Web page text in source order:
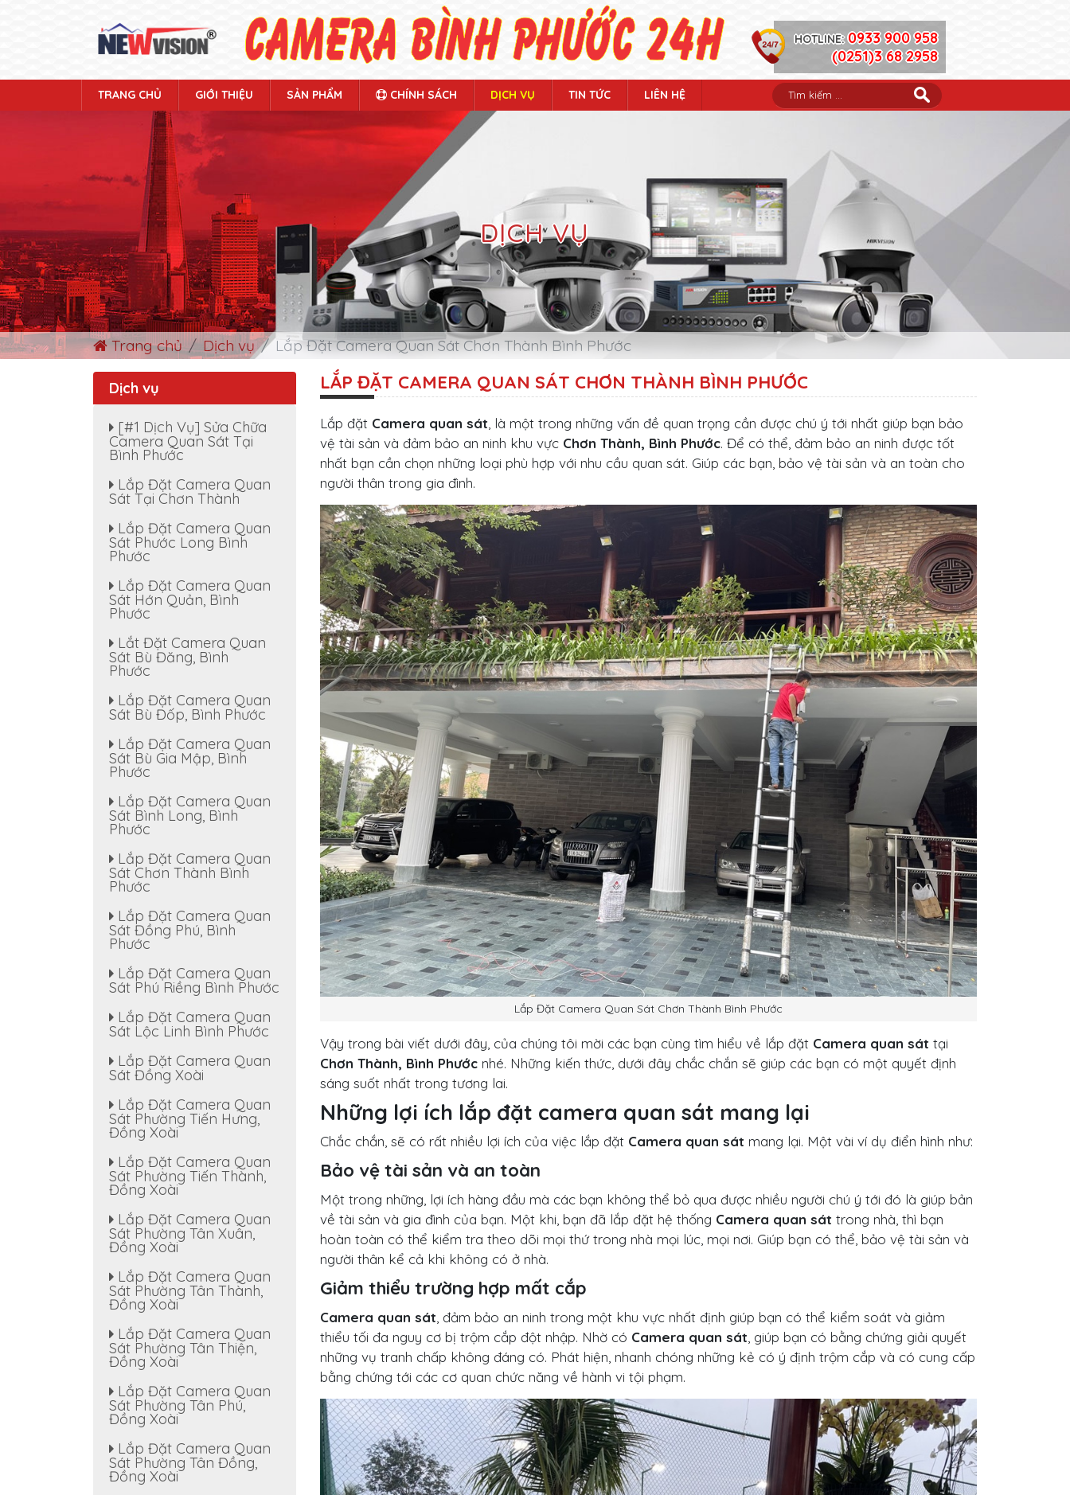
HOTLINE:0933 900 958
(0251)3 68 2958
TRANG CHỦ GIỚI THIỆU SẢN PHẨM CHÍNH SÁCH DỊCH VỤ TIN TỨC LIÊN HỆ
DỊCH VỤ
Trang chủ Dịch vụ Lắp Đặt Camera Quan Sát Chơn Thành Bình Phước
LẮP ĐẶT CAMERA QUAN SÁT CHƠN THÀNH BÌNH PHƯỚC
Lắp đặt Camera quan sát , là một trong những vấn đề quan trọng cần được chú ý tới nhất giúp bạn bảo
vệ tài sản và đảm bảo an ninh khu vực Chơn Thành, Bình Phước. Để có thể, đảm bảo an ninh được tốt
nhất bạn cần chọn những loại phù hợp với nhu cầu quan sát. Giúp các bạn, bảo vệ tài sản và an toàn cho
người thân trong gia đình.
Lắp Đặt Camera Quan Sát Chơn Thành Bình Phước
Vậy trong bài viết dưới đây, của chúng tôi mời các bạn cùng tìm hiểu về lắp đặt Camera quan sát tại
Chơn Thành, Bình Phước nhé. Những kiến thức, dưới đây chắc chắn sẽ giúp các bạn có một quyết định
sáng suốt nhất trong tương lai.
Những lợi ích lắp đặt camera quan sát mang lại
Chắc chắn, sẽ có rất nhiều lợi ích của việc lắp đặt Camera quan sát mang lại. Một vài ví dụ điển hình như:
Bảo vệ tài sản và an toàn
Một trong những, lợi ích hàng đầu mà các bạn không thể bỏ qua được nhiều người chú ý tới đó là giúp bản
về tài sản và gia đình của bạn. Một khi, bạn đã lắp đặt hệ thống Camera quan sát trong nhà, thì bạn
hoàn toàn có thể kiểm tra theo dõi mọi thứ trong nhà mọi lúc, mọi nơi. Giúp bạn có thể, bảo vệ tài sản và
người thân kể cả khi không có ở nhà.
Giảm thiểu trường hợp mất cắp
Camera quan sát , đảm bảo an ninh trong một khu vực nhất định giúp bạn có thể kiểm soát và giảm
thiểu tối đa nguy cơ bị trộm cắp đột nhập. Nhờ có Camera quan sát , giúp bạn có bằng chứng giải quyết
những vụ tranh chấp không đáng có. Phát hiện, nhanh chóng những kẻ có ý định trộm cắp và có cung cấp
bằng chứng tới các cơ quan chức năng về hành vi tội phạm.
Dịch vụ
[#1 Dịch Vụ] Sửa Chữa
Camera Quan Sát Tại
Bình Phước
Lắp Đặt Camera Quan
Sát Tại Chơn Thành
Lắp Đặt Camera Quan
Sát Phước Long Bình
Phước
Lắp Đặt Camera Quan
Sát Hớn Quản, Bình
Phước
Lắt Đặt Camera Quan
Sát Bù Đăng, Bình
Phước
Lắp Đặt Camera Quan
Sát Bù Đốp, Bình Phước
Lắp Đặt Camera Quan
Sát Bù Gia Mập, Bình
Phước
Lắp Đặt Camera Quan
Sát Bình Long, Bình
Phước
Lắp Đặt Camera Quan
Sát Chơn Thành Bình
Phước
Lắp Đặt Camera Quan
Sát Đồng Phú, Bình
Phước
Lắp Đặt Camera Quan
Sát Phú Riềng Bình Phước
Lắp Đặt Camera Quan
Sát Lộc Linh Bình Phước
Lắp Đặt Camera Quan
Sát Đồng Xoài
Lắp Đặt Camera Quan
Sát Phường Tiến Hưng,
Đồng Xoài
Lắp Đặt Camera Quan
Sát Phường Tiến Thành,
Đồng Xoài
Lắp Đặt Camera Quan
Sát Phường Tân Xuân,
Đồng Xoài
Lắp Đặt Camera Quan
Sát Phường Tân Thành,
Đồng Xoài
Lắp Đặt Camera Quan
Sát Phường Tân Thiện,
Đồng Xoài
Lắp Đặt Camera Quan
Sát Phường Tân Phú,
Đồng Xoài
Lắp Đặt Camera Quan
Sát Phường Tân Đồng,
Đồng Xoài